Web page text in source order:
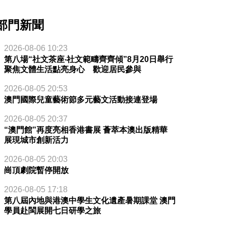
門新聞
2026-08-06 10:23
第八場“社文茶座‧社文範疇齊齊傾”8月20日舉行
聚焦文體生活點亮身心 歡迎居民參與
2026-08-05 20:53
澳門國際兒童藝術節多元藝文活動接連登場
2026-08-05 20:37
“澳門館”再度亮相香港書展 薈萃本澳出版精華
展現城市創新活力
2026-08-05 20:03
崗頂劇院暫停開放
2026-08-05 17:18
第八屆內地與港澳中學生文化遺產暑期課堂 澳門
學員赴閩展開七日研學之旅